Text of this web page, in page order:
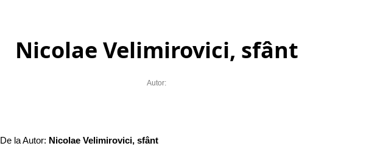
Nicolae Velimirovici, sfânt
Autor:
De la Autor: Nicolae Velimirovici, sfânt